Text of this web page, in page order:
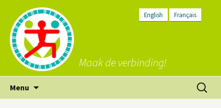
English Français
Maak de verbinding!
Menu
Zoeken
naar: